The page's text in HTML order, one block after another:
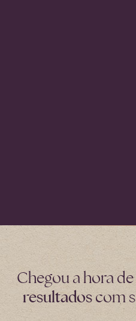
Chegou a hora de
resultadoscom